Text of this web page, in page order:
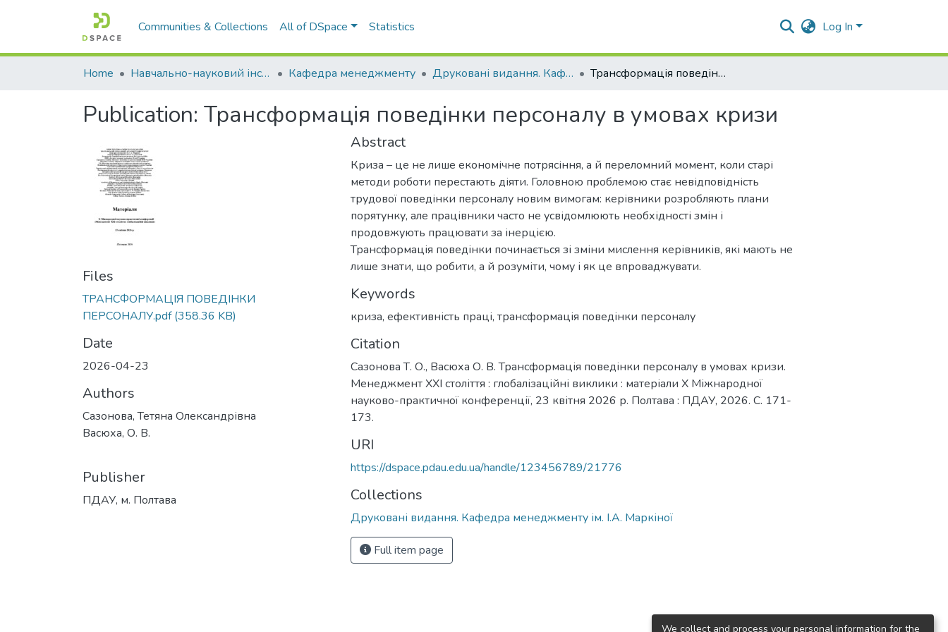
Communities & Collections All of DSpace Statistics Log In
Home Навчально-науковий інститут економіки, управління, права та інформаційних технологій Кафедра менеджменту Друковані видання. Кафедра менеджменту ім. І.А. Маркіної Трансформація поведінки персоналу в умовах кризи
Publication: Трансформація поведінки персоналу в умовах кризи
Files
ТРАНСФОРМАЦІЯ ПОВЕДІНКИ
ПЕРСОНАЛУ.pdf(358.36 KB)
Date
2026-04-23
Authors
Сазонова, Тетяна Олександрівна
Васюха, О. В.
Publisher
ПДАУ, м. Полтава
Abstract
Криза – це не лише економічне потрясіння, а й переломний момент, коли старі
методи роботи перестають діяти. Головною проблемою стає невідповідність
трудової поведінки персоналу новим вимогам: керівники розробляють плани
порятунку, але працівники часто не усвідомлюють необхідності змін і
продовжують працювати за інерцією.
Трансформація поведінки починається зі зміни мислення керівників, які мають не
лише знати, що робити, а й розуміти, чому і як це впроваджувати.
Keywords
криза, ефективність праці, трансформація поведінки персоналу
Citation
Сазонова Т. О., Васюха О. В. Трансформація поведінки персоналу в умовах кризи.
Менеджмент ХХІ століття : глобалізаційні виклики : матеріали Х Міжнародної
науково-практичної конференції, 23 квітня 2026 р. Полтава : ПДАУ, 2026. С. 171-
173.
URI
https://dspace.pdau.edu.ua/handle/123456789/21776
Collections
Друковані видання. Кафедра менеджменту ім. І.А. Маркіної
Full item page
We collect and process your personal information for the